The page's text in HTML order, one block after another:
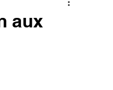
aux